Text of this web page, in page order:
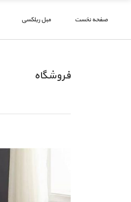
صفحه نخست مبل ریلکسی
فروشگاه